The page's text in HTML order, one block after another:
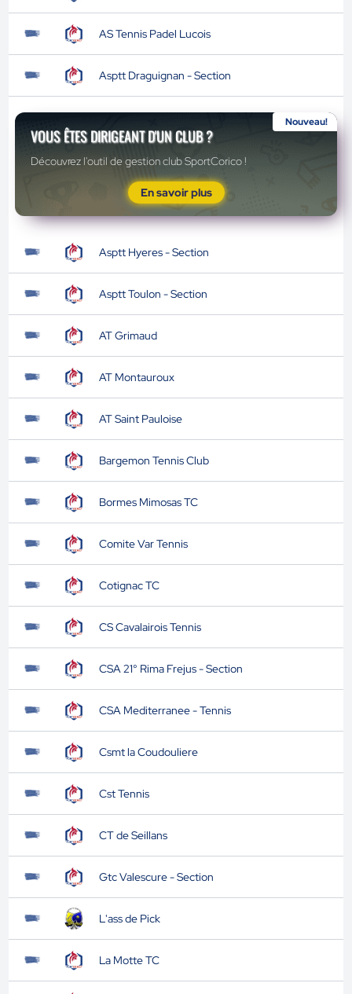
AS Tennis Padel Lucois
Asptt Draguignan - Section
Nouveau!
VOUS ÊTES DIRIGEANT D'UN CLUB ?
Découvrez l'outil de gestion club SportCorico !
En savoir plus
Asptt Hyeres - Section
Asptt Toulon - Section
AT Grimaud
AT Montauroux
AT Saint Pauloise
Bargemon Tennis Club
Bormes Mimosas TC
Comite Var Tennis
Cotignac TC
CS Cavalairois Tennis
CSA 21° Rima Frejus - Section
CSA Mediterranee - Tennis
Csmt la Coudouliere
Cst Tennis
CT de Seillans
Gtc Valescure - Section
L'ass de Pick
La Motte TC